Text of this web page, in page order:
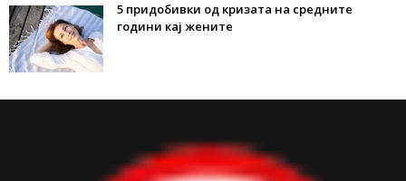
5 придобивки од кризата на средните
години кај жените